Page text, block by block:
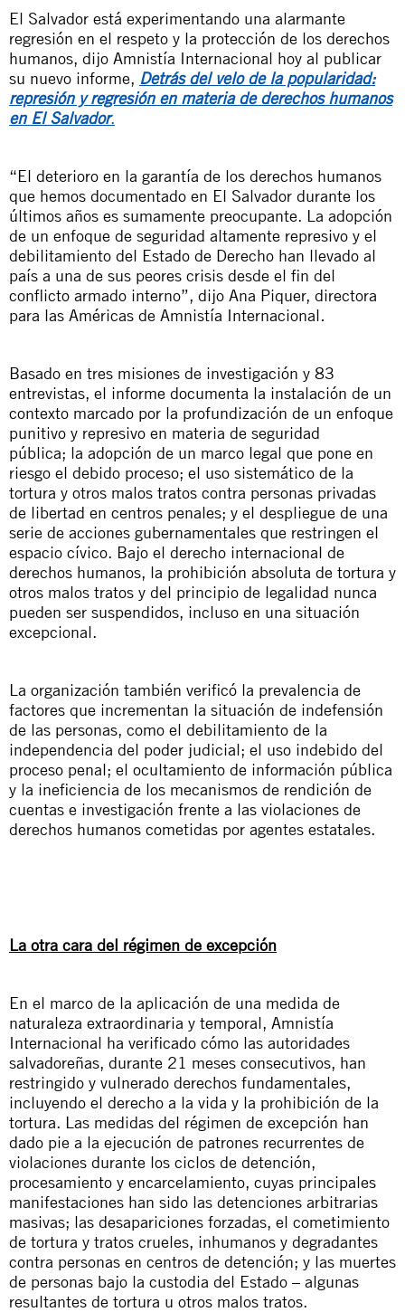
El Salvador está experimentando una alarmante
regresión en el respeto y la protección de los derechos
humanos, dijo Amnistía Internacional hoy al publicar
su nuevo informe, Detrás del velo de la popularidad:
represión y regresión en materia de derechos humanos
en El Salvador.
“El deterioro en la garantía de los derechos humanos
que hemos documentado en El Salvador durante los
últimos años es sumamente preocupante. La adopción
de un enfoque de seguridad altamente represivo y el
debilitamiento del Estado de Derecho han llevado al
país a una de sus peores crisis desde el fin del
conflicto armado interno”, dijo Ana Piquer, directora
para las Américas de Amnistía Internacional.
Basado en tres misiones de investigación y 83
entrevistas, el informe documenta la instalación de un
contexto marcado por la profundización de un enfoque
punitivo y represivo en materia de seguridad
pública; la adopción de un marco legal que pone en
riesgo el debido proceso; el uso sistemático de la
tortura y otros malos tratos contra personas privadas
de libertad en centros penales; y el despliegue de una
serie de acciones gubernamentales que restringen el
espacio cívico. Bajo el derecho internacional de
derechos humanos, la prohibición absoluta de tortura y
otros malos tratos y del principio de legalidad nunca
pueden ser suspendidos, incluso en una situación
excepcional.
La organización también verificó la prevalencia de
factores que incrementan la situación de indefensión
de las personas, como el debilitamiento de la
independencia del poder judicial; el uso indebido del
proceso penal; el ocultamiento de información pública
y la ineficiencia de los mecanismos de rendición de
cuentas e investigación frente a las violaciones de
derechos humanos cometidas por agentes estatales.
La otra cara del régimen de excepción
En el marco de la aplicación de una medida de
naturaleza extraordinaria y temporal, Amnistía
Internacional ha verificado cómo las autoridades
salvadoreñas, durante 21 meses consecutivos, han
restringido y vulnerado derechos fundamentales,
incluyendo el derecho a la vida y la prohibición de la
tortura. Las medidas del régimen de excepción han
dado pie a la ejecución de patrones recurrentes de
violaciones durante los ciclos de detención,
procesamiento y encarcelamiento, cuyas principales
manifestaciones han sido las detenciones arbitrarias
masivas; las desapariciones forzadas, el cometimiento
de tortura y tratos crueles, inhumanos y degradantes
contra personas en centros de detención; y las muertes
de personas bajo la custodia del Estado – algunas
resultantes de tortura u otros malos tratos.